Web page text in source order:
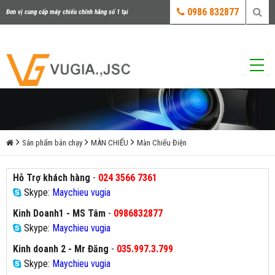
Đơn vị cung cấp máy chiếu chính hãng số 1 tại 0986 832877
Sản phẩm bán chạy MÀN CHIẾU Màn Chiếu Điện
Hỗ Trợ khách hàng - 024 3566 7361
Skype: Maychieu vugia
Kinh Doanh1 - MS Tâm - 0986832877
Skype: Maychieu vugia
Kinh doanh 2 - Mr Đăng - 035.997.3.799
Skype: Maychieu vugia